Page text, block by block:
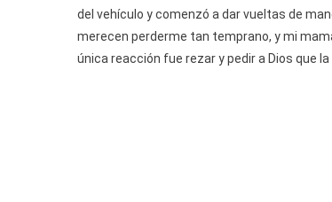
del vehículo y comenzó a dar vueltas de
merecen perderme tan temprano, y mi
única reacción fue rezar y pedir a Dios que la